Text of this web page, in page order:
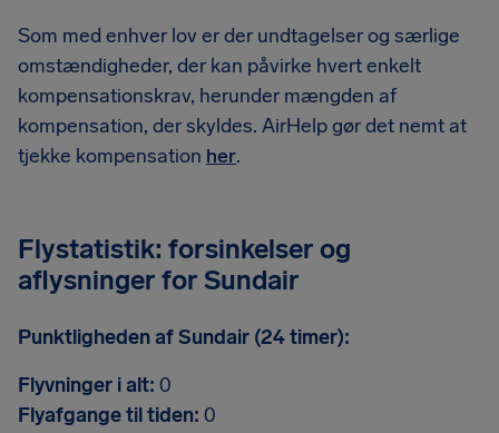
Som med enhver lov er der undtagelser og særlige
omstændigheder, der kan påvirke hvert enkelt
kompensationskrav, herunder mængden af
kompensation, der skyldes. AirHelp gør det nemt at
tjekke kompensation her.
Flystatistik: forsinkelser og
aflysninger for Sundair
Punktligheden af Sundair (24 timer):
Flyvninger i alt: 0
Flyafgange til tiden: 0